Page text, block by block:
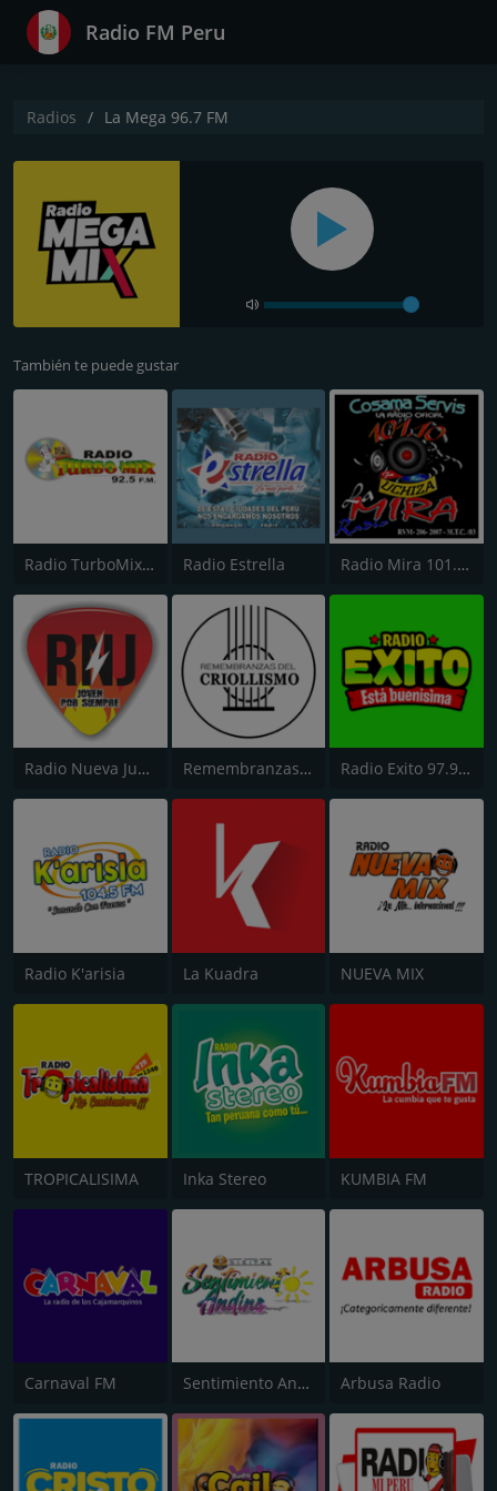
Radio FM Peru
Radios La Mega 96.7 FM
También te puede gustar
Radio TurboMix FM Radio Estrella Radio Mira 101.1 FM
Radio Nueva Juventud Remembranzas del Criollismo Radio Exito 97.9 FM
Radio K'arisia La Kuadra NUEVA MIX
TROPICALISIMA Inka Stereo KUMBIA FM
Carnaval FM Sentimiento Andino Arbusa Radio